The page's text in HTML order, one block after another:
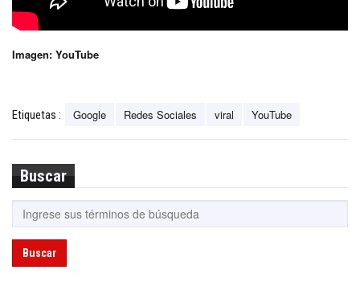
Imagen: YouTube
Etiquetas : Google Redes Sociales viral YouTube
Buscar
Buscar